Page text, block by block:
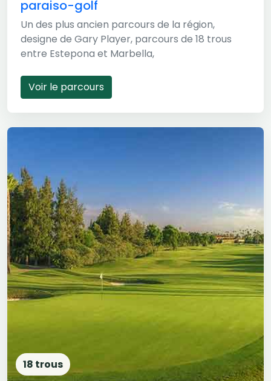
paraiso-golf
Un des plus ancien parcours de la région,
designe de Gary Player, parcours de 18 trous
entre Estepona et Marbella,
Voir le parcours
18 trous